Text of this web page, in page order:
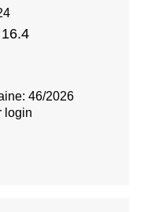
46/2026
login